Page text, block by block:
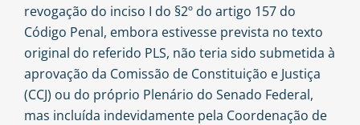
revogação do inciso I do §2º do artigo 157 do
Código Penal, embora estivesse prevista no texto
original do referido PLS, não teria sido submetida à
aprovação da Comissão de Constituição e Justiça
(CCJ) ou do próprio Plenário do Senado Federal,
mas incluída indevidamente pela Coordenação de